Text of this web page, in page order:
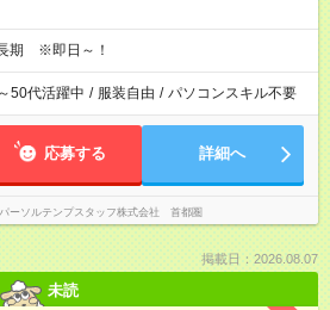
長期 ※即日～！
50代活躍中 / 服装自由 / パソコンスキル不要
応募する 詳細へ
パーソルテンプスタッフ株式会社 首都圏
掲載日：2026.08.07
未読